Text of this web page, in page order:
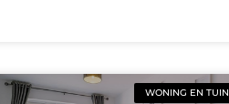
WONING EN TUIN